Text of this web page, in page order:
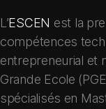
L’ESCEN est la
compétences
entrepreneurial et
Grande Ecole
spécialisés en